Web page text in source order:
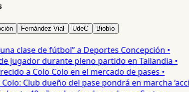
Fernández Vial UdeC Biobío
clase de fútbol” a Deportes Concepción •
durante pleno partido en Tailandia •
a Colo Colo en el mercado de pases •
Club dueño del pase pondrá en marcha